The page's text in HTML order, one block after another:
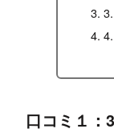
口コミ１：